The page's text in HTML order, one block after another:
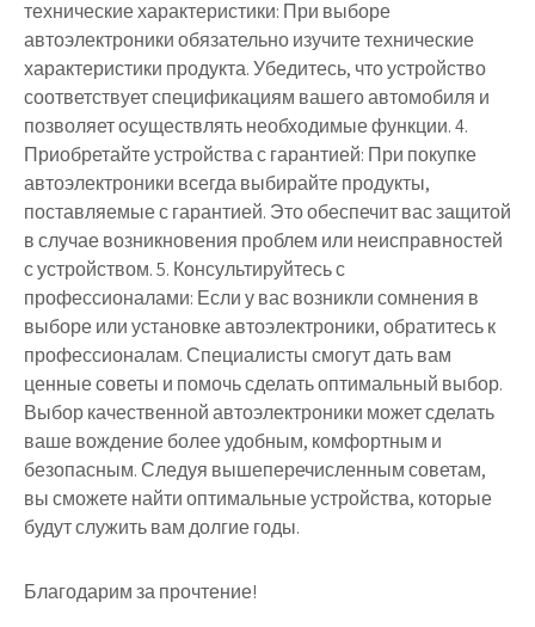
технические характеристики: При выборе
автоэлектроники обязательно изучите технические
характеристики продукта. Убедитесь, что устройство
соответствует спецификациям вашего автомобиля и
позволяет осуществлять необходимые функции. 4.
Приобретайте устройства с гарантией: При покупке
автоэлектроники всегда выбирайте продукты,
поставляемые с гарантией. Это обеспечит вас защитой
в случае возникновения проблем или неисправностей
с устройством. 5. Консультируйтесь с
профессионалами: Если у вас возникли сомнения в
выборе или установке автоэлектроники, обратитесь к
профессионалам. Специалисты смогут дать вам
ценные советы и помочь сделать оптимальный выбор.
Выбор качественной автоэлектроники может сделать
ваше вождение более удобным, комфортным и
безопасным. Следуя вышеперечисленным советам,
вы сможете найти оптимальные устройства, которые
будут служить вам долгие годы.
Благодарим за прочтение!